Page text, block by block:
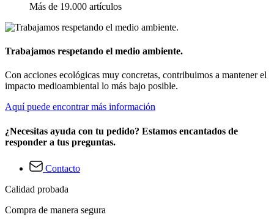
Más de 19.000 artículos
Trabajamos respetando el medio ambiente.
Con acciones ecológicas muy concretas, contribuimos a mantener el
impacto medioambiental lo más bajo posible.
Aquí puede encontrar más información
¿Necesitas ayuda con tu pedido? Estamos encantados de
responder a tus preguntas.
Contacto
Calidad probada
Compra de manera segura